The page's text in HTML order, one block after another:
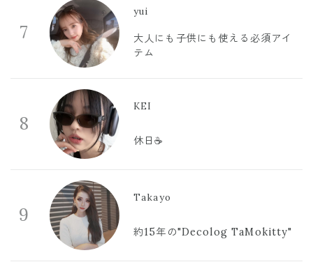
7
yui
大人にも子供にも使える必須アイ
テム
8
KEI
休日☕️
9
Takayo
約15年の"Decolog TaMokitty"